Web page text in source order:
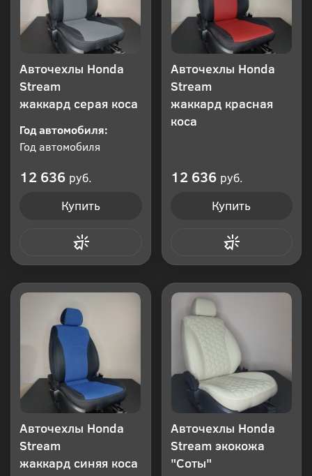
Авточехлы Honda
Stream
жаккард серая коса
Год автомобиля:
Год автомобиля
12 636 руб.
Купить
Авточехлы Honda
Stream
жаккард красная
коса
12 636 руб.
Купить
Авточехлы Honda
Stream
жаккард синяя коса
Авточехлы Honda
Stream экокожа
"Соты"